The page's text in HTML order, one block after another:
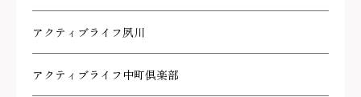
アクティブライフ夙川
アクティブライフ中町倶楽部